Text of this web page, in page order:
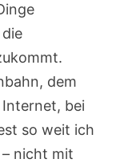
dem
bei
so weit ich
nicht mit